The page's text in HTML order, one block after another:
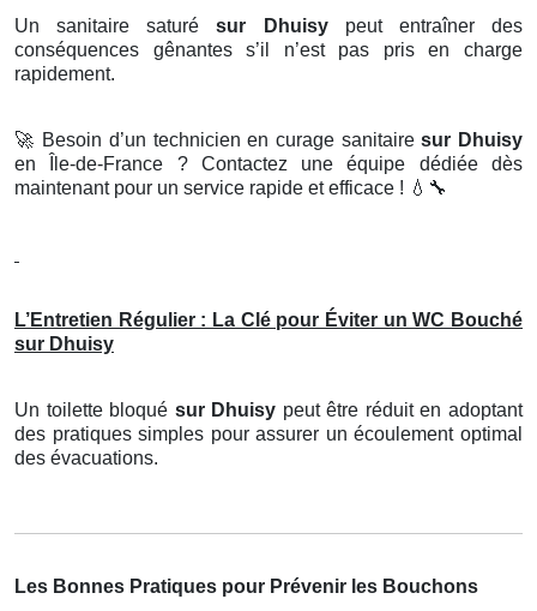
Un sanitaire saturésur Dhuisy peut entraîner des
conséquences gênantes s’il n’est pas pris en charge
rapidement.
🚀 Besoin d’un technicien en curage sanitairesur Dhuisy
en Île-de-France ? Contactez une équipe dédiée dès
maintenant pour un service rapide et efficace ! 💧🔧
L’Entretien Régulier : La Clé pour Éviter un WC Bouché
sur Dhuisy
Un toilette bloqué sur Dhuisy peut être réduit en adoptant
des pratiques simples pour assurer un écoulement optimal
des évacuations.
Les Bonnes Pratiques pour Prévenir les Bouchons